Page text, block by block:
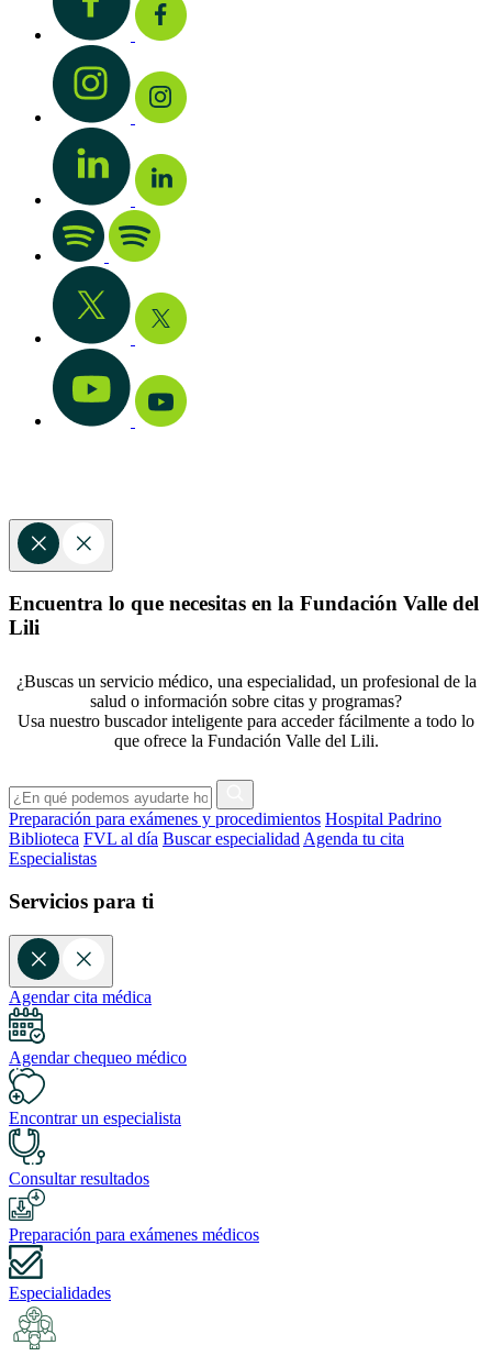
Encuentra lo que necesitas en la Fundación Valle del
Lili
¿Buscas un servicio médico, una especialidad, un profesional de la
salud o información sobre citas y programas?
Usa nuestro buscador inteligente para acceder fácilmente a todo lo
que ofrece la Fundación Valle del Lili.
Preparación para exámenes y procedimientos Hospital Padrino
Biblioteca FVL al día Buscar especialidad Agenda tu cita
Especialistas
Servicios para ti
Agendar cita médica
Agendar chequeo médico
Encontrar un especialista
Consultar resultados
Preparación para exámenes médicos
Especialidades